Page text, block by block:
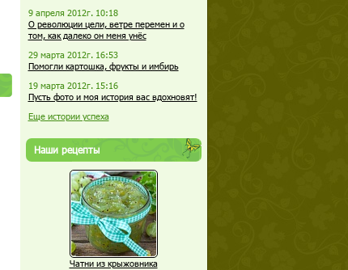
9 апреля 2012г. 10:18
О революции цели, ветре перемен и о
том, как далеко он меня унёс
29 марта 2012г. 16:53
Помогли картошка, фрукты и имбирь
19 марта 2012г. 15:16
Пусть фото и моя история вас вдохновят!
Еще истории успеха
Наши рецепты
Чатни из крыжовника